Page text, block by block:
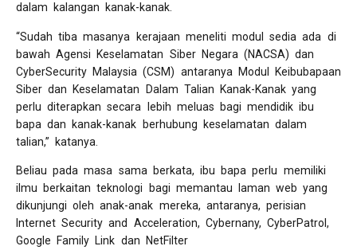
dalam kalangan kanak-kanak.
“Sudah tiba masanya kerajaan meneliti modul sedia ada di
bawah Agensi Keselamatan Siber Negara (NACSA) dan
CyberSecurity Malaysia (CSM) antaranya Modul Keibubapaan
Siber dan Keselamatan Dalam Talian Kanak-Kanak yang
perlu diterapkan secara lebih meluas bagi mendidik ibu
bapa dan kanak-kanak berhubung keselamatan dalam
talian,” katanya.
Beliau pada masa sama berkata, ibu bapa perlu memiliki
ilmu berkaitan teknologi bagi memantau laman web yang
dikunjungi oleh anak-anak mereka, antaranya, perisian
Internet Security and Acceleration, Cybernany, CyberPatrol,
Google Family Link dan NetFilter